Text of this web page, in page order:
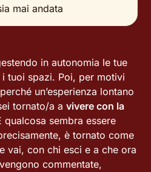
mai andata
in autonomia le tue
tuoi spazi. Poi, per motivi
un’esperienza lontano
tornato/a avivere con la
qualcosa sembra essere
è tornato come
vai, con chi esci e a che ora
commentate,